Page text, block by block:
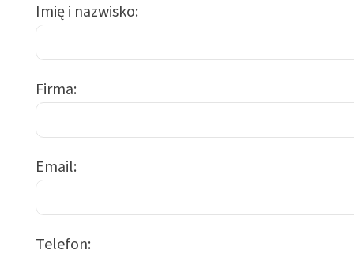
Imię i nazwisko
Firma
Email
Telefon